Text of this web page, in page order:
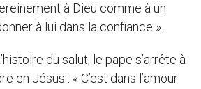
à Dieu comme à un
à lui dans la confiance ».
du salut, le pape s’arrête à
en Jésus : « C’est dans l’amour